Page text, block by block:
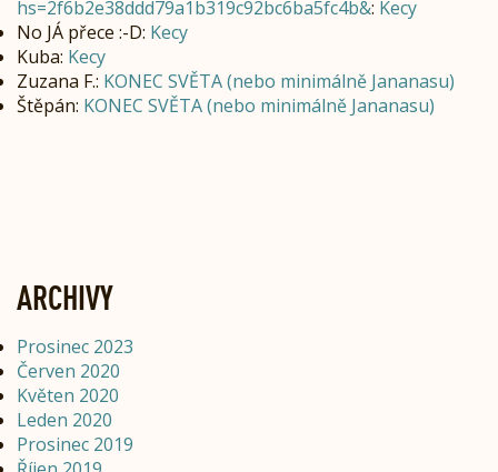
hs=2f6b2e38ddd79a1b319c92bc6ba5fc4b&: Kecy
No JÁ přece :-D: Kecy
Kuba: Kecy
Zuzana F.: KONEC SVĚTA (nebo minimálně Jananasu)
Štěpán: KONEC SVĚTA (nebo minimálně Jananasu)
ARCHIVY
Prosinec 2023
Červen 2020
Květen 2020
Leden 2020
Prosinec 2019